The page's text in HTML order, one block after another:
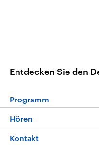
Entdecken Sie den
Programm
Programm
Hören
Livestream
Kontakt